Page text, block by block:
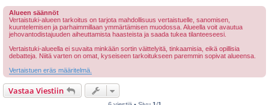
Alueen säännöt
Vertaistuki-alueen tarkoitus on tarjota mahdollisuus vertaistuelle, sanomisen,
kuuntelemisen ja parhaimmillaan ymmärtämisen muodossa. Alueella voit avautua
jehovantodistajuuden aiheuttamista haasteista ja saada tukea tilanteeseesi.
Vertaistuki-alueella ei suvaita minkään sortin väittelyitä, tinkaamisia, eikä opillisia
debatteja. Niitä varten on omat, kyseiseen tarkoitukseen paremmin sopivat alueensa.
Vertaistuen eräs määritelmä.
Vastaa Viestiin